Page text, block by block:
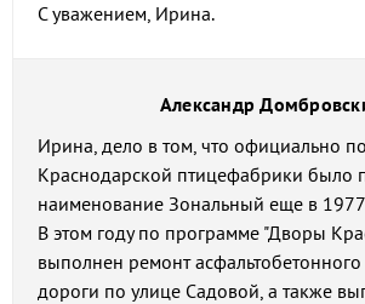
С уважением, Ирина.
Александр
Ирина, дело в том, что официально
Краснодарской птицефабрики было
наименование Зональный еще в 1977
В этом году по программе "Дворы
выполнен ремонт
дороги по улице Садовой, а также